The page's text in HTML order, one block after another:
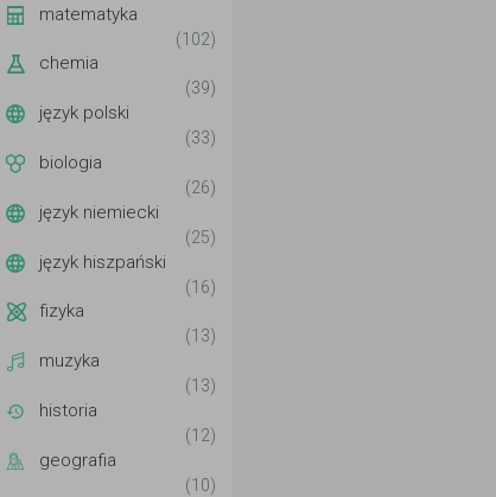
matematyka
(102)
chemia
(39)
język polski
(33)
biologia
(26)
język niemiecki
(25)
język hiszpański
(16)
fizyka
(13)
muzyka
(13)
historia
(12)
geografia
(10)